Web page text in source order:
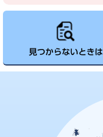
見つからないときは